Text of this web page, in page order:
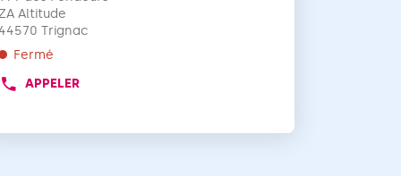
VENTE
VM
MATÉRIAUX
BOUFFÉRÉ
vente
:
Altitude
44570 Trignac
Fermé
APPELER
AFFICHER